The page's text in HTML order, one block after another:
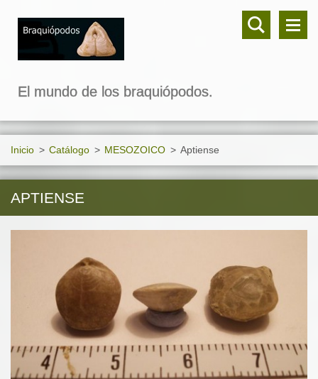
El mundo de los braquiópodos.
Inicio > Catálogo > MESOZOICO > Aptiense
APTIENSE